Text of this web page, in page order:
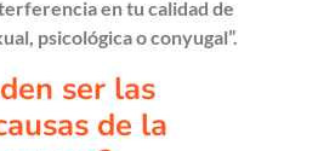
en tu calidad de
psicológica o conyugal”.
ser las
de la